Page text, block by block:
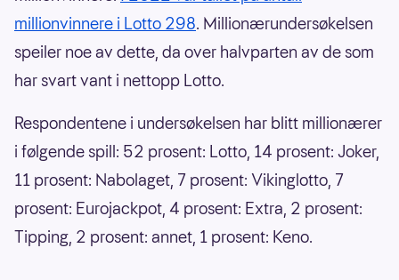
millionvinnere i Lotto 298. Millionærundersøkelsen
speiler noe av dette, da over halvparten av de som
har svart vant i nettopp Lotto.
Respondentene i undersøkelsen har blitt millionærer
i følgende spill: 52 prosent: Lotto, 14 prosent: Joker,
11 prosent: Nabolaget, 7 prosent: Vikinglotto, 7
prosent: Eurojackpot, 4 prosent: Extra, 2 prosent:
Tipping, 2 prosent: annet, 1 prosent: Keno.